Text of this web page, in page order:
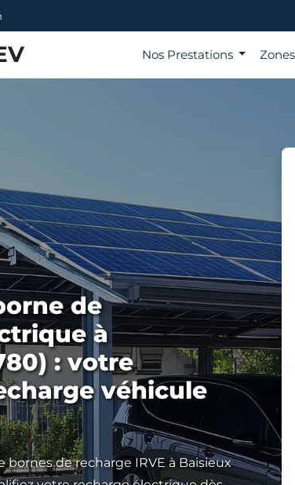
Nos Prestations
de
à
: votre
véhicule
de recharge IRVE à Baisieux